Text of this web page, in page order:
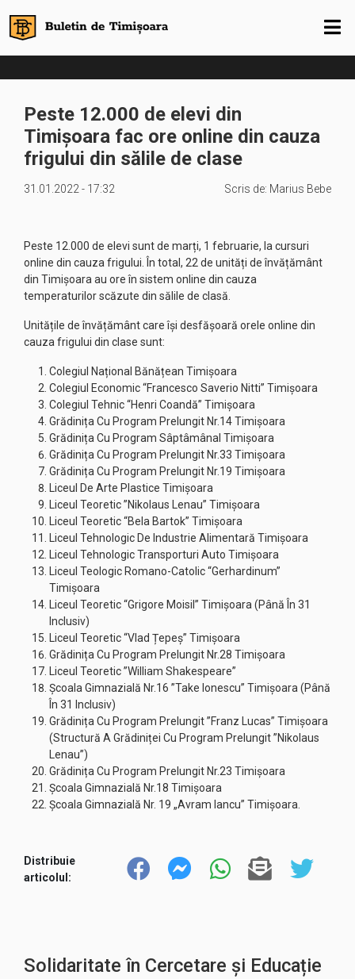
Peste 12.000 de elevi din
Timișoara fac ore online din cauza
frigului din sălile de clase
31.01.2022 - 17:32 Scris de: Marius Bebe
Peste 12.000 de elevi sunt de marți, 1 februarie, la cursuri
online din cauza frigului. În total, 22 de unități de învățământ
din Timișoara au ore în sistem online din cauza
temperaturilor scăzute din sălile de clasă.
Unitățile de învățământ care își desfășoară orele online din
cauza frigului din clase sunt:
Colegiul Național Bănățean Timișoara
Colegiul Economic “Francesco Saverio Nitti” Timișoara
Colegiul Tehnic “Henri Coandă” Timișoara
Grădinița Cu Program Prelungit Nr.14 Timișoara
Grădinița Cu Program Sâptâmânal Timișoara
Grădinița Cu Program Prelungit Nr.33 Timișoara
Grădinița Cu Program Prelungit Nr.19 Timișoara
Liceul De Arte Plastice Timișoara
Liceul Teoretic ”Nikolaus Lenau” Timișoara
Liceul Teoretic “Bela Bartok” Timișoara
Liceul Tehnologic De Industrie Alimentară Timișoara
Liceul Tehnologic Transporturi Auto Timișoara
Liceul Teologic Romano-Catolic “Gerhardinum”
Timișoara
Liceul Teoretic “Grigore Moisil” Timișoara (Până În 31
Inclusiv)
Liceul Teoretic “Vlad Țepeș” Timișoara
Grădinița Cu Program Prelungit Nr.28 Timișoara
Liceul Teoretic ”William Shakespeare”
Școala Gimnazială Nr.16 ”Take Ionescu” Timișoara (Până
În 31 Inclusiv)
Grădinița Cu Program Prelungit ”Franz Lucas” Timișoara
(Structură A Grădiniței Cu Program Prelungit ”Nikolaus
Lenau”)
Grădinița Cu Program Prelungit Nr.23 Timișoara
Școala Gimnazială Nr.18 Timișoara
Școala Gimnazială Nr. 19 „Avram Iancu” Timișoara.
Distribuie
articolul:
Solidaritate în Cercetare și Educație